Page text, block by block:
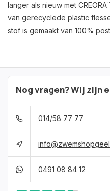
langer als nieuw met
van gerecyclede plastic
stof is gemaakt van 100%
Nog vragen? Wij zijn
014/58 77 77
0491 08 84 12